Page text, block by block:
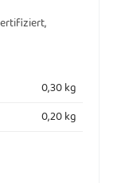
0,30 kg
0,20kg